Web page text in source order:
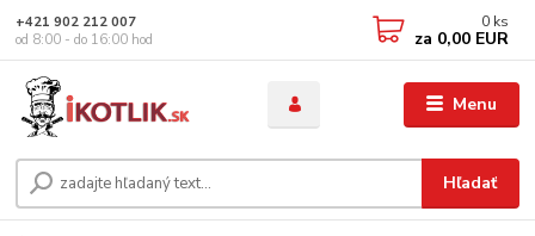
Menu
Hľadať
+421 902 212 007
od 8:00 - do 16:00 hod
0 ks
za 0,00 EUR